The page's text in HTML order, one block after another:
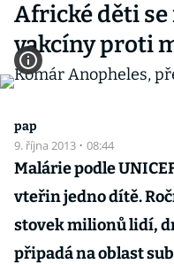
Africké děti
vakcíny proti
pap
9. října 2013 · 08:44
Malárie podle
vteřin jedno dítě.
stovek milionů lidí,
připadá na oblast